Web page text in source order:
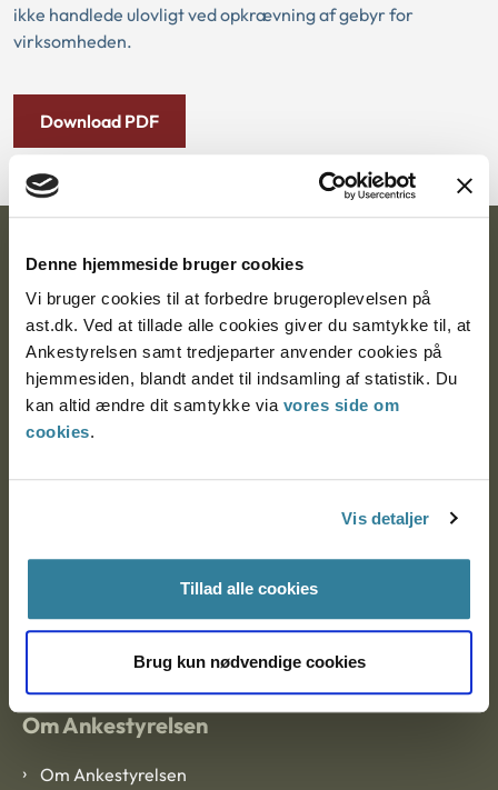
Denne hjemmeside bruger cookies
Vi bruger cookies til at forbedre brugeroplevelsen på
ast.dk. Ved at tillade alle cookies giver du samtykke til, at
Ankestyrelsen samt tredjeparter anvender cookies på
hjemmesiden, blandt andet til indsamling af statistik. Du
kan altid ændre dit samtykke via vores side om
cookies.
Vis detaljer
Tillad alle cookies
Brug kun nødvendige cookies
ikke handlede ulovligt ved opkrævning af gebyr for
virksomheden.
Download PDF
Ankestyrelsen
Postadresse:
Nytorv 7, 2. sal
9000 Aalborg
EAN: 57 98 000 35 48 21
CVR: 1007 4002
Om Ankestyrelsen
Om Ankestyrelsen